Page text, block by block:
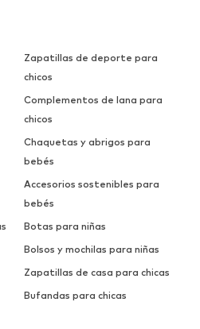
Zapatillas de deporte para
chicos
Complementos de lana para
chicos
Chaquetas y abrigos para
bebés
Accesorios sostenibles para
bebés
Botas para niñas
Bolsos y mochilas para niñas
Zapatillas de casa para chicas
Bufandas para chicas